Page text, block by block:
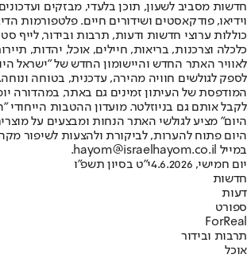
חדשות מסביב לשעון, תוכן בלעדי, מבזקים
וידיאו, פודקאסטים ושידורים חיים. פלטפורמות
כוללות ערוצי חדשות ודעות, תרבות ובידור, לייף
לאוויר האתר החדש והיישומון החדש של "ישראל
לספק לגולשים חוויה מהירה, עדכנית, בטוחה
המודפסת של העיתון זמינים גם באתר, במהדורה
לקבל אותם גם בניוזלטר. מועדון ההטבות הייחודי
היום" מציע לגולשי האתר הנחות ומבצעים על
היום פתוח להערות, לביקורת ולהצעות לשיפור
במייל hayom@israelhayom.co.il.
יום חמישי, 4.6.2026
י"ט בסיון תשפ"ו
חדשות
דעות
ספורט
ForReal
תרבות ובידור
אוכל